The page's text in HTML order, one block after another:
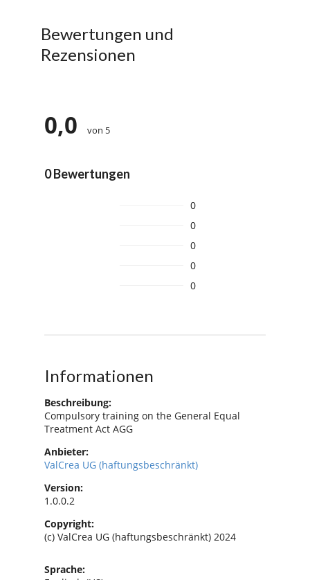
Bewertungen und
Rezensionen
0,0 von 5
0 Bewertungen
0
0
0
0
0
Informationen
Beschreibung:
Compulsory training on the General Equal
Treatment Act AGG
Anbieter:
ValCrea UG (haftungsbeschränkt)
Version:
1.0.0.2
Copyright:
(c) ValCrea UG (haftungsbeschränkt) 2024
Sprache: